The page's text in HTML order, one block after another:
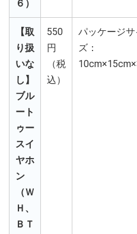
６）
【取
り扱
いな
し】
ブル
ート
ゥー
スイ
ヤホ
ン
（Ｗ
Ｈ、
ＢＴ
550
円
（税
込）
パッケージサ
ズ：